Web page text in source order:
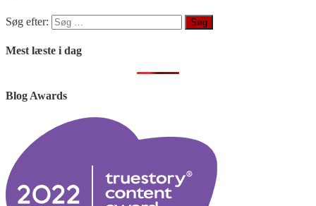
Søg efter:
Mest læste i dag
Blog Awards